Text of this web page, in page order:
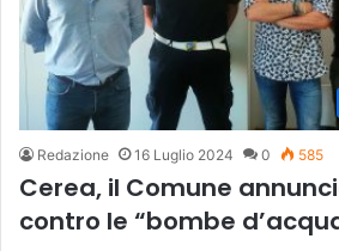
Redazione 16 Luglio 2024 0 585
Cerea, il Comune
contro le “bombe